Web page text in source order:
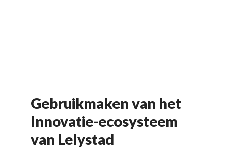
Gebruikmaken van het
Innovatie-ecosysteem
van Lelystad